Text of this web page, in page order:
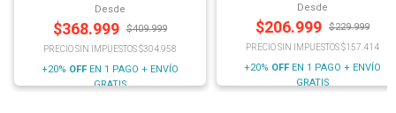
Desde
$368.999 $409.999
PRECIO SIN IMPUESTOS $304.958
+20% OFF EN 1 PAGO + ENVÍO
GRATIS
Desde
$206.999 $229.999
PRECIO SIN IMPUESTOS $157.414
+20% OFF EN 1 PAGO + ENVÍO
GRATIS